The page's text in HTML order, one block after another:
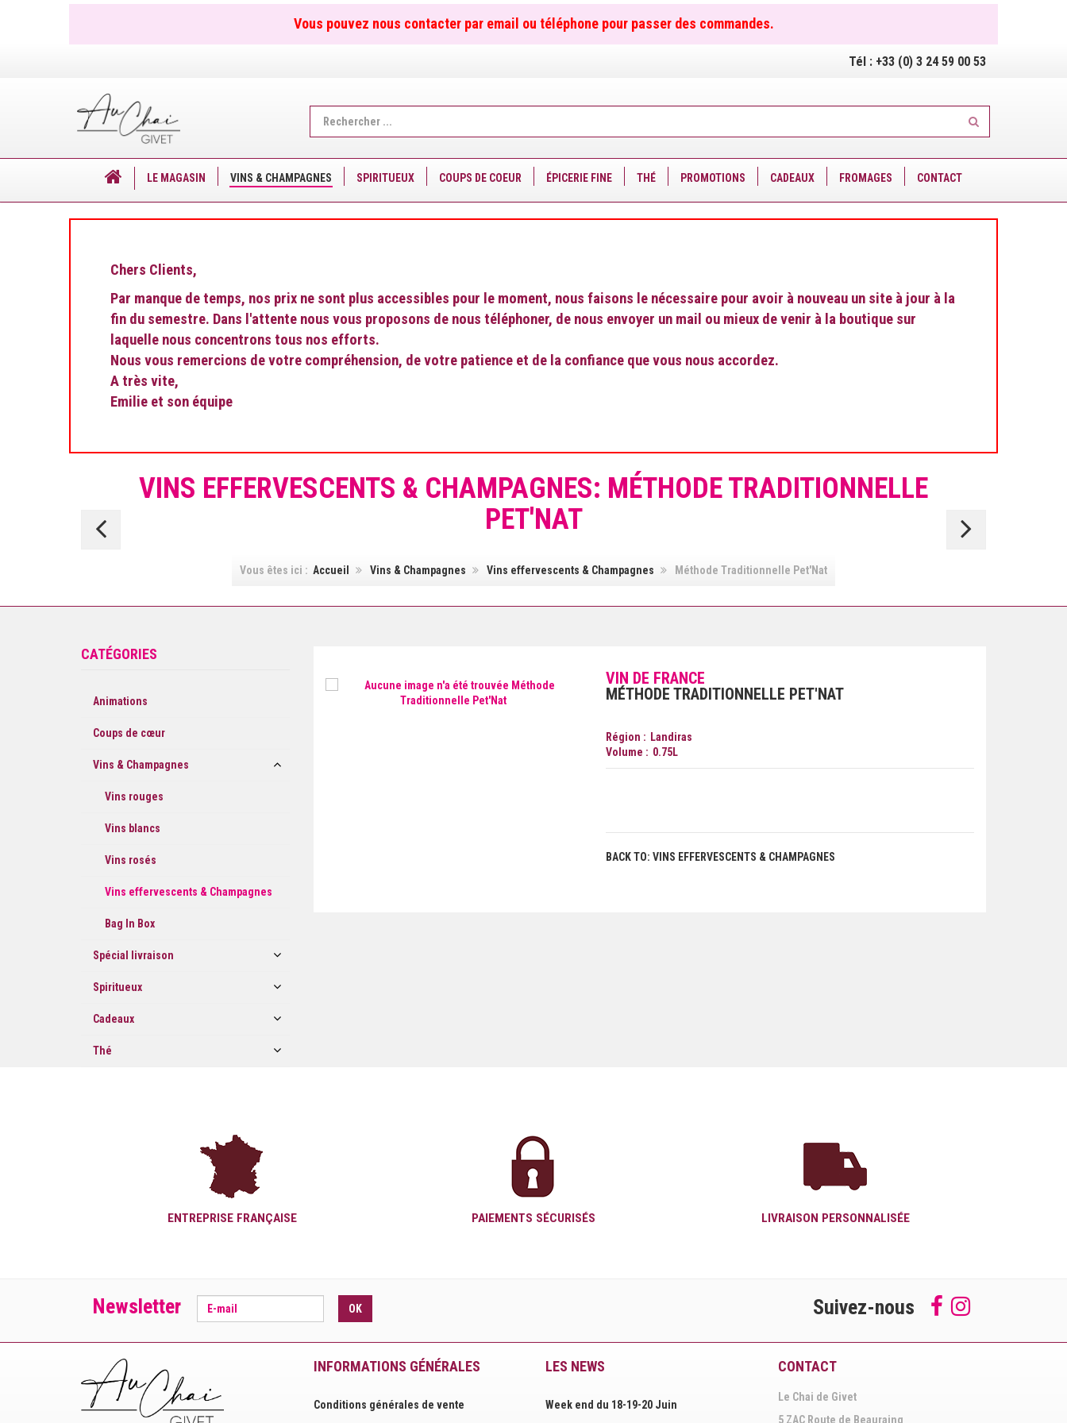
Vous pouvez nous contacter par email ou téléphone pour passer des commandes.
Tél : +33 (0) 3 24 59 00 53
LE MAGASIN VINS & CHAMPAGNES SPIRITUEUX COUPS DE COEUR ÉPICERIE FINE THÉ PROMOTIONS CADEAUX FROMAGES CONTACT
Chers Clients,
Par manque de temps, nos prix ne sont plus accessibles pour le moment, nous faisons le nécessaire pour avoir à nouveau un site à jour à la
fin du semestre. Dans l'attente nous vous proposons de nous téléphoner, de nous envoyer un mail ou mieux de venir à la boutique sur
laquelle nous concentrons tous nos efforts.
Nous vous remercions de votre compréhension, de votre patience et de la confiance que vous nous accordez.
A très vite,
Emilie et son équipe
VINS EFFERVESCENTS & CHAMPAGNES: MÉTHODE TRADITIONNELLE
PET'NAT
Vous êtes ici : Accueil Vins & Champagnes Vins effervescents & Champagnes Méthode Traditionnelle Pet'Nat
Blanc
Blancs
Demi
Rosé
CATÉGORIES
Animations
Coups de cœur
Vins & Champagnes
Vins rouges
Vins blancs
Vins rosés
Vins effervescents & Champagnes
Bag In Box
Spécial livraison
Spiritueux
Cadeaux
Thé
VIN DE FRANCE
MÉTHODE TRADITIONNELLE PET'NAT
Région
Landiras
Volume
0.75L
BACK TO: VINS EFFERVESCENTS & CHAMPAGNES
ENTREPRISE FRANÇAISE PAIEMENTS SÉCURISÉS LIVRAISON PERSONNALISÉE
Newsletter OK Suivez-nous
Follow
us
Facebook
Suivez-
nous
Instagram
INFORMATIONS GÉNÉRALES
Conditions générales de vente
LES NEWS
Week end du 18-19-20 Juin
CONTACT
Le Chai de Givet
5 ZAC Route de Beauraing